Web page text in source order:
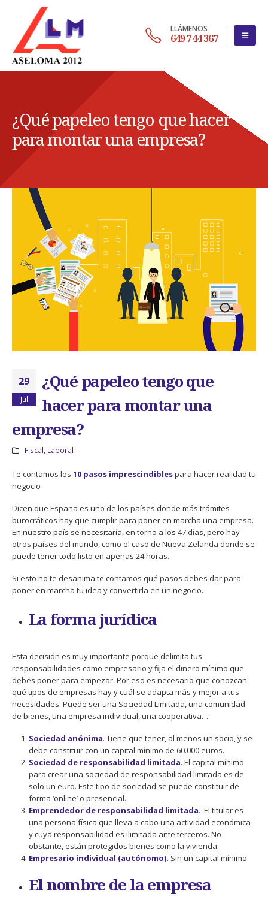
649 744 367
LLÁMENOS
¿Qué papeleo tengo que hacer
para montar una empresa?
29
Jul
¿Qué papeleo tengo que
hacer para montar una
empresa?
Fiscal Laboral
Te contamos los 10 pasos imprescindiblespara hacer realidad tu
negocio
Dicen que España es uno de los países donde más trámites
burocráticos hay que cumplir para poner en marcha una empresa.
En nuestro país se necesitaría, en torno a los 47 días, pero hay
otros países del mundo, como el caso de Nueva Zelanda donde se
puede tener todo listo en apenas 24 horas.
Si esto no te desanima te contamos qué pasos debes dar para
poner en marcha tu idea y convertirla en un negocio.
La forma jurídica
Esta decisión es muy importante porque delimita tus
responsabilidades como empresario y fija el dinero mínimo que
debes poner para empezar. Por eso es necesario que conozcan
qué tipos de empresas hay y cuál se adapta más y mejor a tus
necesidades. Puede ser una Sociedad Limitada, una comunidad
de bienes, una empresa individual, una cooperativa….
Sociedad anónima. Tiene que tener, al menos un socio, y se
debe constituir con un capital mínimo de 60.000 euros.
Sociedad de responsabilidad limitada. El capital mínimo
para crear una sociedad de responsabilidad limitada es de
solo un euro. Este tipo de sociedad se puede constituir de
forma ‘online’ o presencial.
Emprendedor de responsabilidad limitada. El titular es
una persona física que lleva a cabo una actividad económica
y cuya responsabilidad es ilimitada ante terceros. No
obstante, están protegidos bienes como la vivienda.
Empresario individual (autónomo). Sin un capital mínimo.
El nombre de la empresa